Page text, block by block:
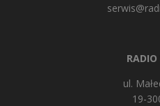
RADIO
ul.
19-